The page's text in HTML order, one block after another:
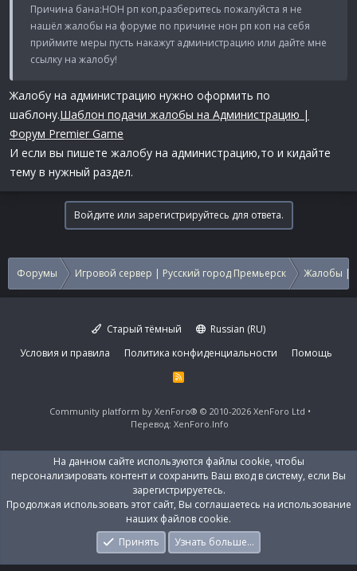
Причина бана:НОН рп коп,разберитесь пожалуйста я не
нашёл жалобы на форуме по причине нон рп коп на себя
приймите меры пусть накажут администрацию или дайте мне
ссылку на жалобу!
Жалобу на администрацию нужно оформить по
шаблону.Шаблон подачи жалобы на Администрацию |
Форум Premier Game
И если вы пишете жалобу на администрацию,то и кидайте
тему в нужный раздел.
Войдите или зарегистрируйтесь для ответа.
Форумы Игровой сервер | Русский город Премьерск Жалобы |
Старый тёмный
Russian (RU)
Условия и правила
Политика конфиденциальности Помощь
R
S
Community platform by XenForo® © 2010-2026 XenForo Ltd
Перевод: XenForo.Info
На данном сайте используются файлы cookie, чтобы
персонализировать контент и сохранить Ваш вход в систему, если Вы
зарегистрируетесь.
Продолжая использовать этот сайт, Вы соглашаетесь на использование
наших файлов cookie.
Принять
Узнать больше…